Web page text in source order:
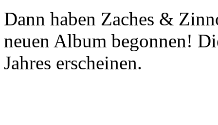
Dann haben Zaches &
neuen Album begonnen!
Jahres erscheinen.